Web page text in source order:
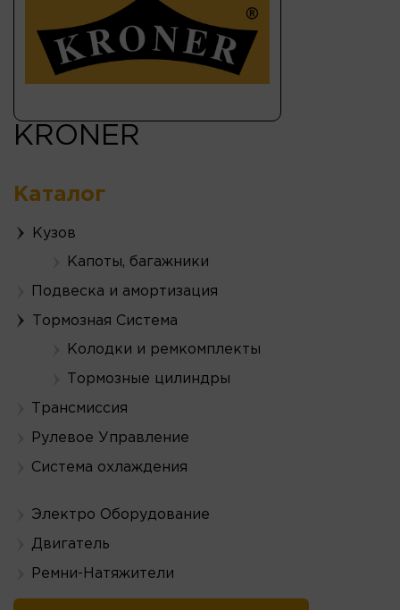
KRONER
Каталог
Кузов
Капоты, багажники
Подвеска и амортизация
Тормозная Система
Колодки и ремкомплекты
Тормозные цилиндры
Трансмиссия
Рулевое Управление
Система охлаждения
Электро Оборудование
Двигатель
Ремни-Натяжители